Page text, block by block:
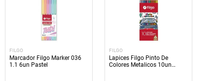
FILGO
Marcador Filgo Marker 036
1.1 6un Pastel
FILGO
Lapices Filgo Pinto De
Colores Metalicos 10un